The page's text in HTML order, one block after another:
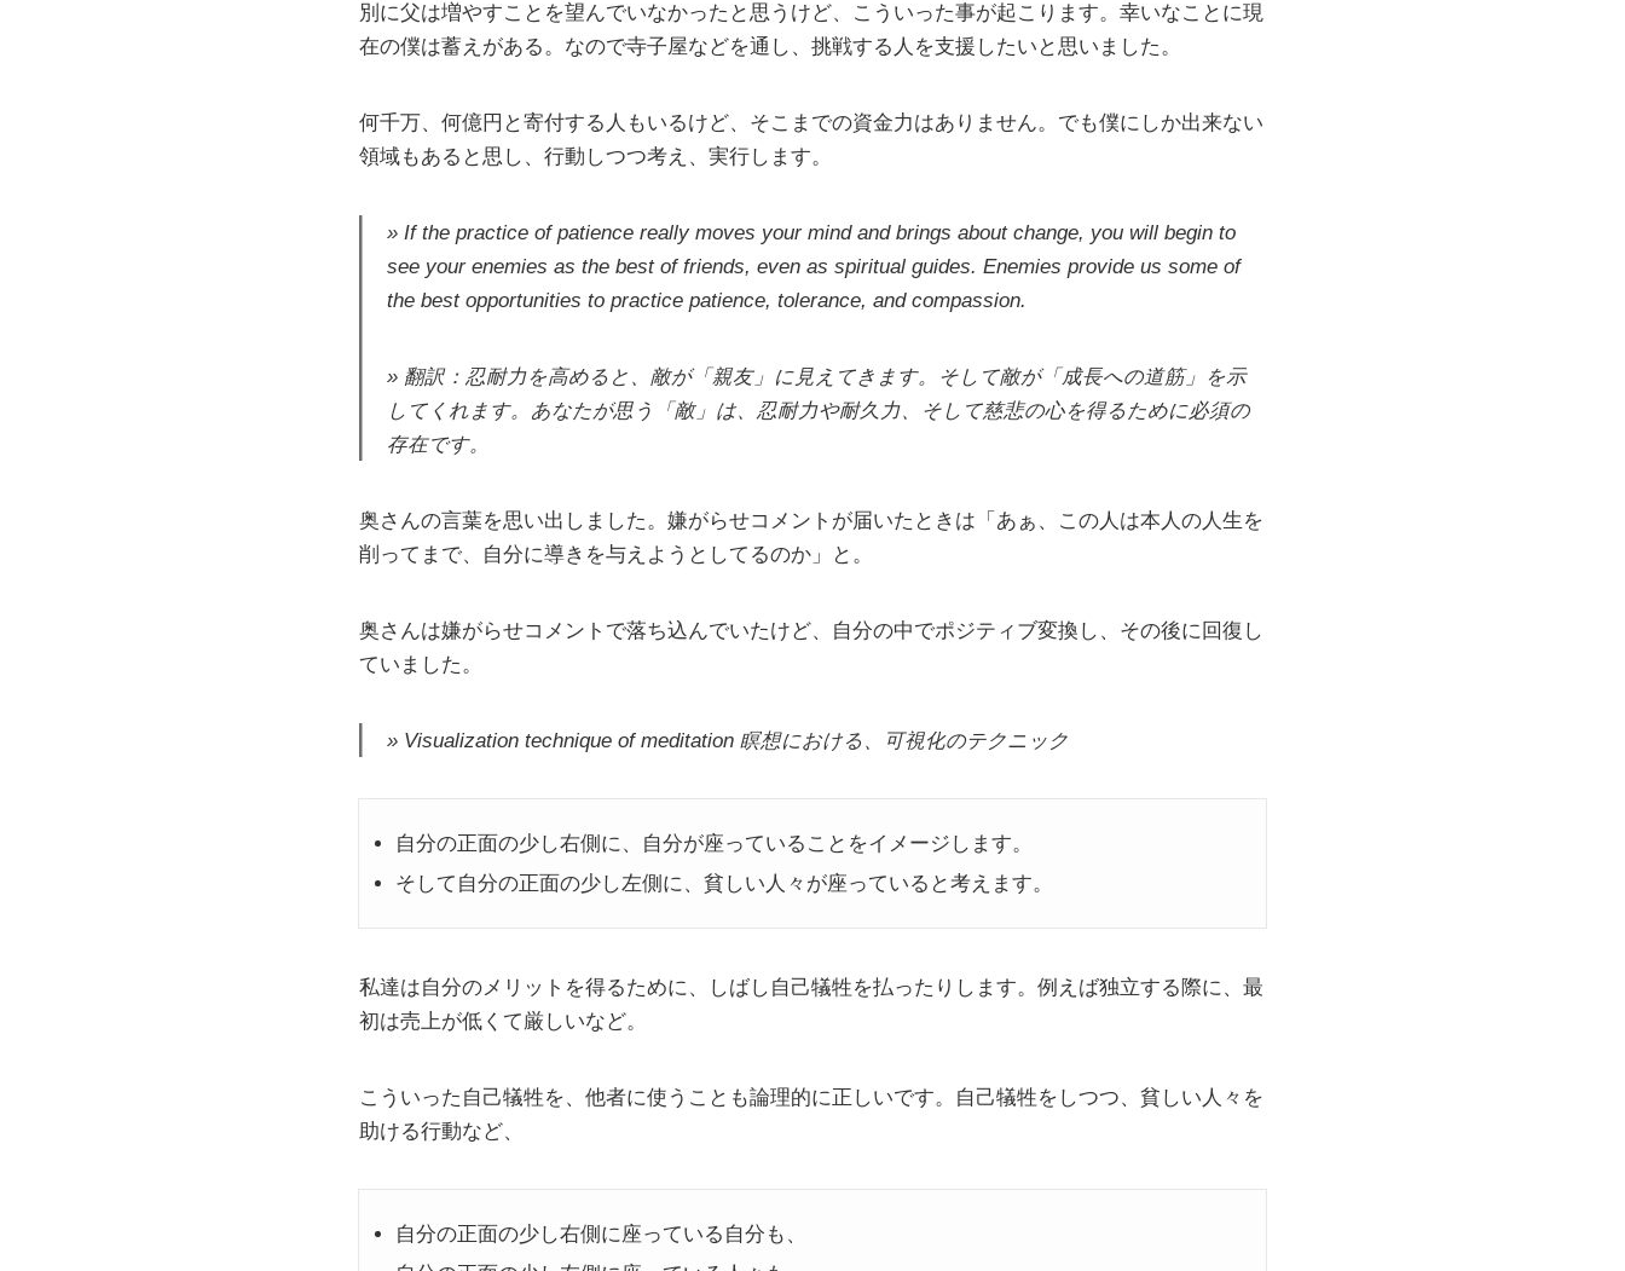
別に父は増やすことを望んでいなかったと思うけど、こういった事が起こります。幸いなことに現
在の僕は蓄えがある。なので寺子屋などを通し、挑戦する人を支援したいと思いました。
何千万、何億円と寄付する人もいるけど、そこまでの資金力はありません。でも僕にしか出来ない
領域もあると思し、行動しつつ考え、実行します。
If the practice of patience really moves your mind and brings about change, you will begin to
see your enemies as the best of friends, even as spiritual guides. Enemies provide us some of
the best opportunities to practice patience, tolerance, and compassion.
翻訳：忍耐力を高めると、敵が「親友」に見えてきます。そして敵が「成長への道筋」を示
してくれます。あなたが思う「敵」は、忍耐力や耐久力、そして慈悲の心を得るために必須の
存在です。
奥さんの言葉を思い出しました。嫌がらせコメントが届いたときは「あぁ、この人は本人の人生を
削ってまで、自分に導きを与えようとしてるのか」と。
奥さんは嫌がらせコメントで落ち込んでいたけど、自分の中でポジティブ変換し、その後に回復し
ていました。
Visualization technique of meditation 瞑想における、可視化のテクニック
自分の正面の少し右側に、自分が座っていることをイメージします。
そして自分の正面の少し左側に、貧しい人々が座っていると考えます。
私達は自分のメリットを得るために、しばし自己犠牲を払ったりします。例えば独立する際に、最
初は売上が低くて厳しいなど。
こういった自己犠牲を、他者に使うことも論理的に正しいです。自己犠牲をしつつ、貧しい人々を
助ける行動など、
自分の正面の少し右側に座っている自分も、